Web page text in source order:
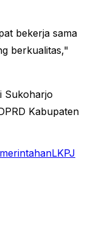
bekerja sama
berkualitas,"
Sukoharjo
Kabupaten
LKPJ